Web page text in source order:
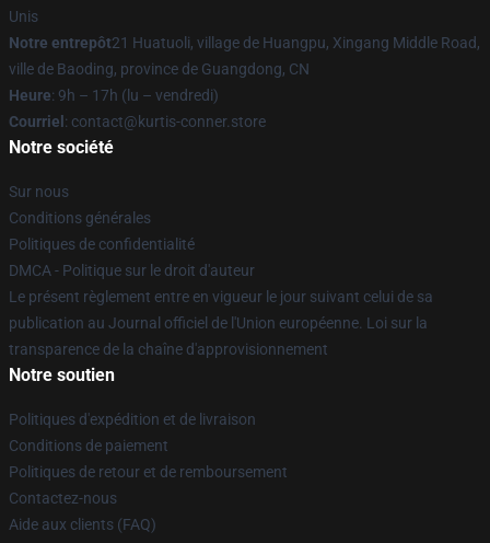
Unis
Notre entrepôt21 Huatuoli, village de Huangpu, Xingang Middle Road,
ville de Baoding, province de Guangdong, CN
Heure: 9h – 17h (lu – vendredi)
Courriel : contact@kurtis-conner.store
Notre société
Sur nous
Conditions générales
Politiques de confidentialité
DMCA - Politique sur le droit d'auteur
Le présent règlement entre en vigueur le jour suivant celui de sa
publication au Journal officiel de l'Union européenne. Loi sur la
transparence de la chaîne d'approvisionnement
Notre soutien
Politiques d'expédition et de livraison
Conditions de paiement
Politiques de retour et de remboursement
Contactez-nous
Aide aux clients (FAQ)